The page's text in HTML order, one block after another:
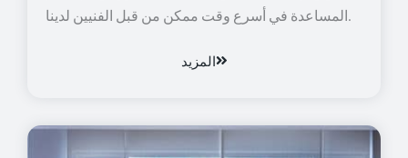
المساعدة في أسرع وقت ممكن من قبل الفنيين لدينا.
المزيد